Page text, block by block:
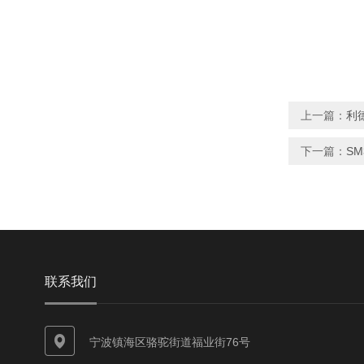
上一篇： 利
下一篇：
联系我们
宁波镇海区骆驼街道福业街76号